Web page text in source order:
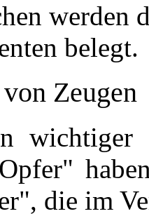
werden
belegt.
Zeugen
die im